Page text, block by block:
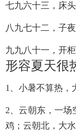
七九六十三，床头
八九七十二，子
九九八十一，开柜
形容夏天很
1、小暑不算热，
2、云朝东，一场
鸡；云朝北，大水